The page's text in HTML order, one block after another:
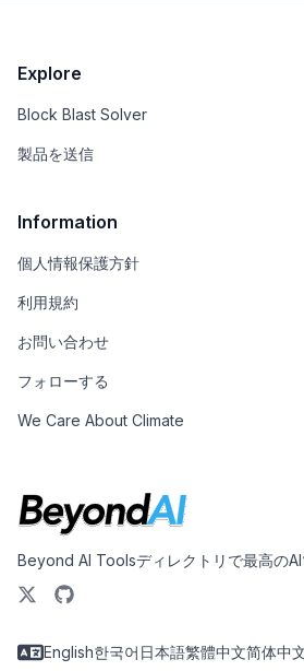
Explore
Block Blast Solver
製品を送信
Information
個人情報保護方針
利用規約
お問い合わせ
フォローする
We Care About Climate
Beyond AI Toolsディレクトリで最高のAI
English한국어 日本語繁體中文简体中